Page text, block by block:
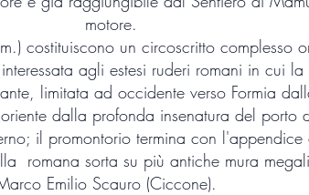
motore.
costituiscono un circoscritto complesso
agli estesi ruderi romani in cui la
limitata ad occidente verso Formia
dalla profonda insenatura del porto
il promontorio termina con
romana sorta su più antiche mura
Emilio Scauro (Ciccone).